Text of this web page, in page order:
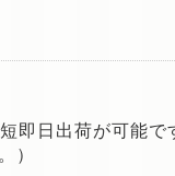
即日出荷が可能で
）